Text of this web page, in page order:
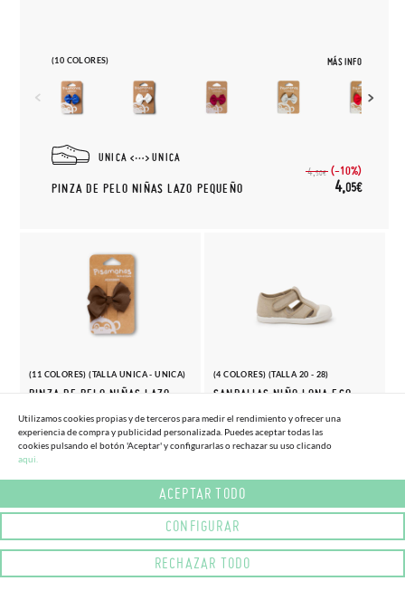
(10 COLORES) MÁS INFO
UNICA UNICA
PINZA DE PELO NIÑAS LAZO PEQUEÑO
4,50€ (-10%)
4,05€
(11 COLORES) (TALLA UNICA - UNICA)
PINZA DE PELO NIÑAS LAZO
4,95€ (-10%)
4,45€
(4 COLORES) (TALLA 20 - 28)
SANDALIAS NIÑO LONA ECO
34,
29,70€
Utilizamos cookies propias y de terceros para medir el rendimiento y ofrecer una
experiencia de compra y publicidad personalizada. Puedes aceptar todas las
cookies pulsando el botón 'Aceptar' y configurarlas o rechazar su uso clicando
aqui.
ACEPTAR TODO
CONFIGURAR
RECHAZAR TODO